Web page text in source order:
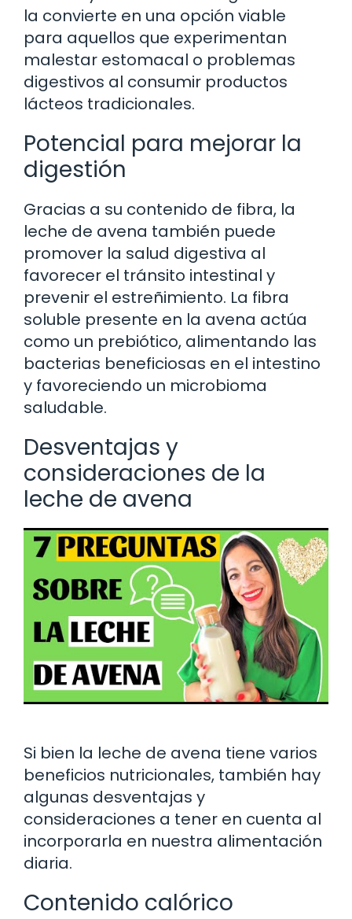
la convierte en una opción viable
para aquellos que experimentan
malestar estomacal o problemas
digestivos al consumir productos
lácteos tradicionales.
Potencial para mejorar la
digestión
Gracias a su contenido de fibra, la
leche de avena también puede
promover la salud digestiva al
favorecer el tránsito intestinal y
prevenir el estreñimiento. La fibra
soluble presente en la avena actúa
como un prebiótico, alimentando las
bacterias beneficiosas en el intestino
y favoreciendo un microbioma
saludable.
Desventajas y
consideraciones de la
leche de avena
Si bien la leche de avena tiene varios
beneficios nutricionales, también hay
algunas desventajas y
consideraciones a tener en cuenta al
incorporarla en nuestra alimentación
diaria.
Contenido calórico